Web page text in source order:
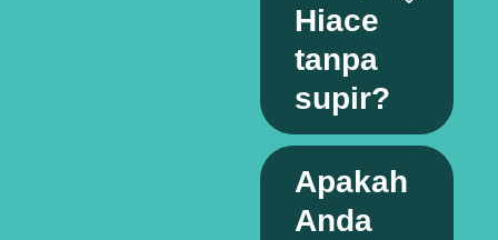
Hiace
tanpa
supir?
Apakah
Anda